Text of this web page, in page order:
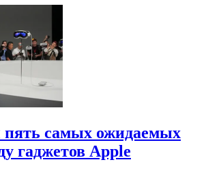
самых ожидаемых
гаджетов Apple